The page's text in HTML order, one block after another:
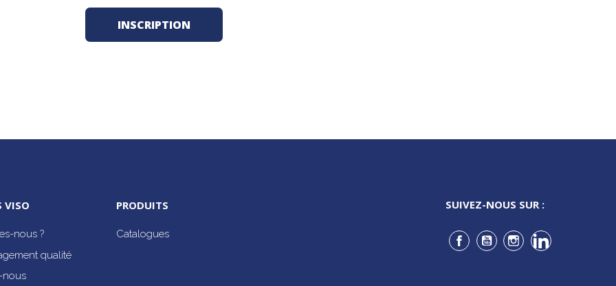
VISO
nous ?
qualité
nous
PRODUITS
Catalogues
SUIVEZ-NOUS SUR :
Facebook
YouTubeInstagramLinkedIn